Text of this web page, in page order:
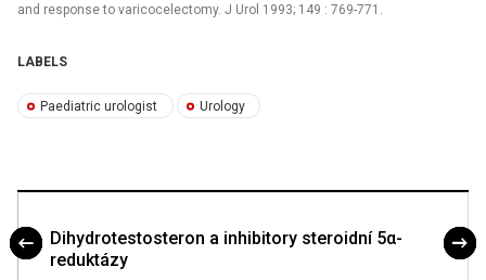
and response to varicocelectomy. J Urol 1993; 149 : 769-771.
LABELS
Paediatric urologist Urology
Dihydrotestosteron a inhibitory steroidní 5α-
reduktázy